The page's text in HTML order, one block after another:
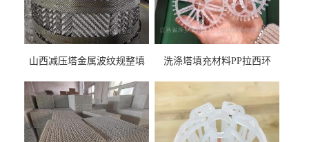
山西减压塔金属波纹规整填
料
洗涤塔填充材料PP拉西环